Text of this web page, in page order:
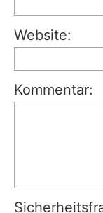
Website:
Kommentar: